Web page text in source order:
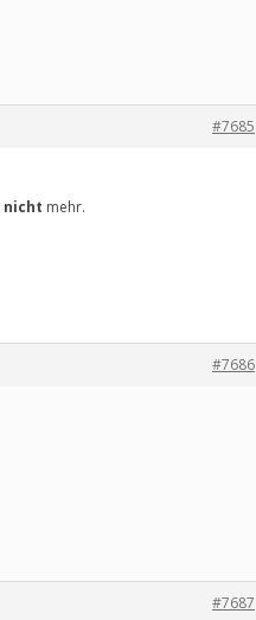
#7685
nicht mehr.
#7686
#7687